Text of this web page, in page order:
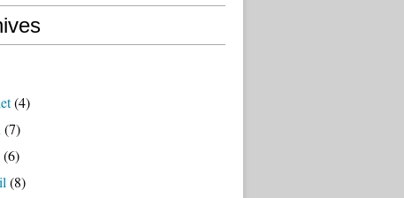
(4)
(7)
(6)
(8)